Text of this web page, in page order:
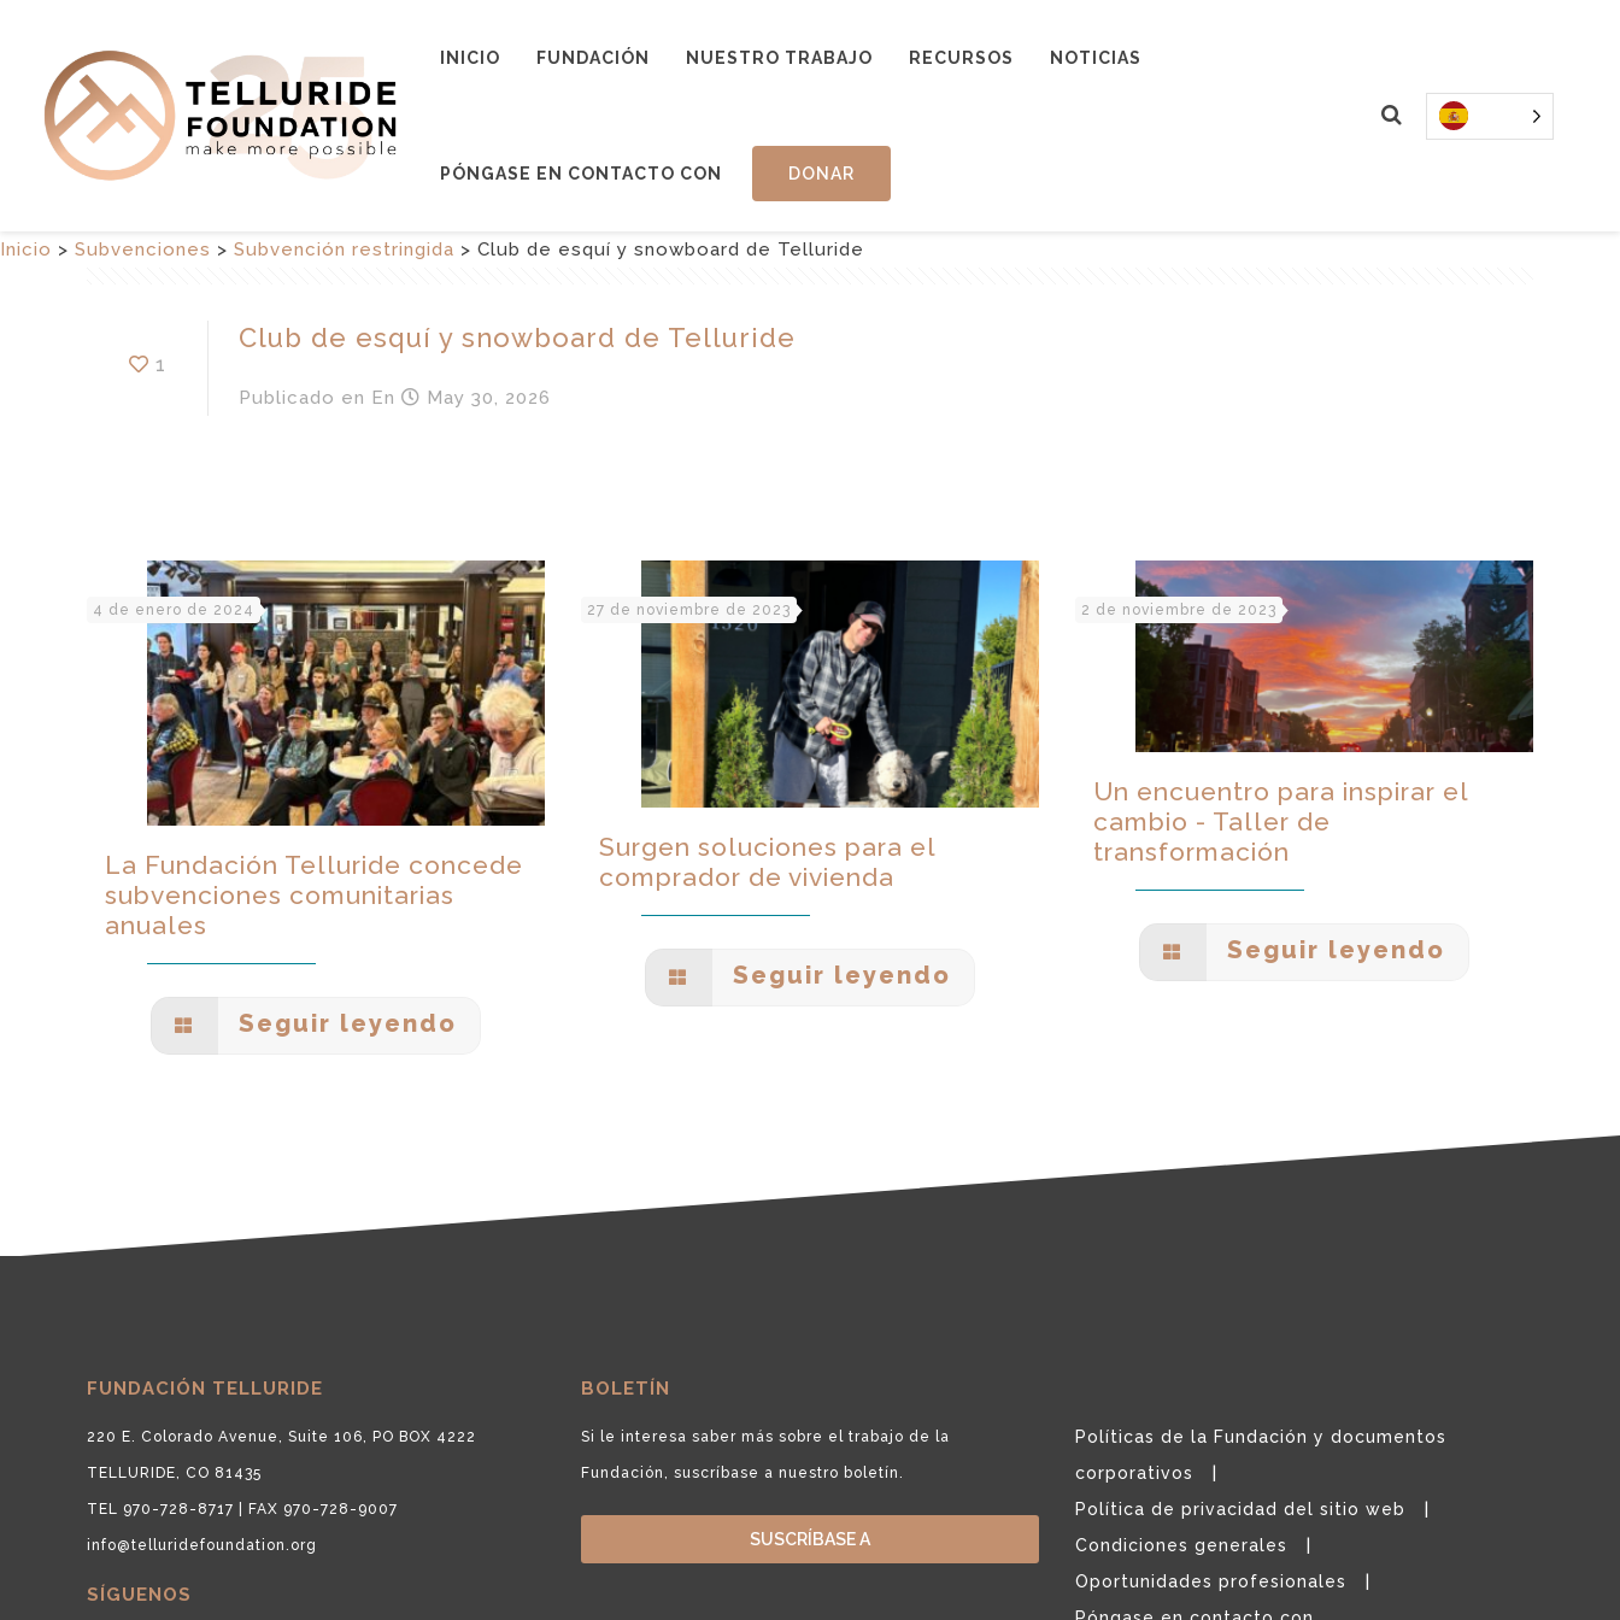
INICIO FUNDACIÓN NUESTRO TRABAJO RECURSOS NOTICIAS
PÓNGASE EN CONTACTO CON DONAR
Inicio > Subvenciones > Subvención restringida > Club de esquí y snowboard de Telluride
1
Club de esquí y snowboard de Telluride
Publicado en En May 30, 2026
4 de enero de 2024
La Fundación Telluride concede
subvenciones comunitarias
anuales
Seguir leyendo
27 de noviembre de 2023
Surgen soluciones para el
comprador de vivienda
Seguir leyendo
2 de noviembre de 2023
Un encuentro para inspirar el
cambio - Taller de
transformación
Seguir leyendo
FUNDACIÓN TELLURIDE
220 E. Colorado Avenue, Suite 106, PO BOX 4222
TELLURIDE, CO 81435
TEL 970-728-8717 | FAX 970-728-9007
info@telluridefoundation.org
SÍGUENOS
BOLETÍN
Si le interesa saber más sobre el trabajo de la
Fundación, suscríbase a nuestro boletín.
SUSCRÍBASE A
Políticas de la Fundación y documentos
corporativos
Política de privacidad del sitio web
Condiciones generales
Oportunidades profesionales